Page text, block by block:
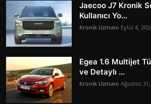
Jaecoo J7 Kronik
Kullanıcı Yo...
Kronik Uzmanı Eylül 4,
Egea 1.6 Multijet
ve Detaylı ...
Kronik Uzmanı Ağustos